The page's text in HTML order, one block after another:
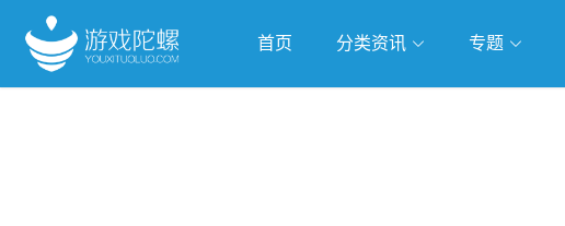
首页 分类资讯 专题